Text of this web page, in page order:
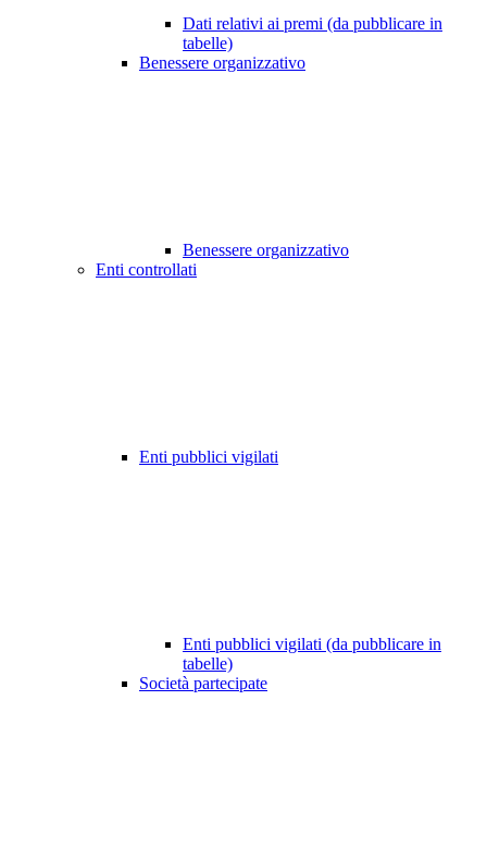
Dati relativi ai premi (da pubblicare in
tabelle)
Benessere organizzativo
Benessere organizzativo
Enti controllati
Enti pubblici vigilati
Enti pubblici vigilati (da pubblicare in
tabelle)
Società partecipate